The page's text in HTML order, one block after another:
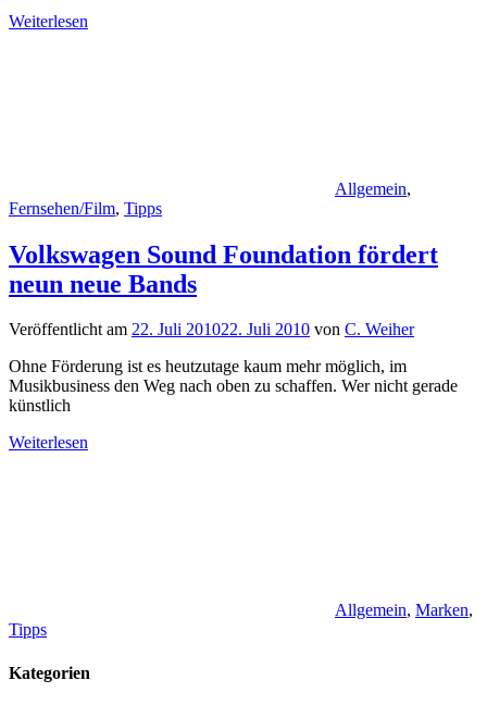
Weiterlesen
Allgemein,
Fernsehen/Film, Tipps
Volkswagen Sound Foundation fördert
neun neue Bands
Veröffentlicht am 22. Juli 201022. Juli 2010 von C. Weiher
Ohne Förderung ist es heutzutage kaum mehr möglich, im
Musikbusiness den Weg nach oben zu schaffen. Wer nicht gerade
künstlich
Weiterlesen
Allgemein, Marken,
Tipps
Kategorien